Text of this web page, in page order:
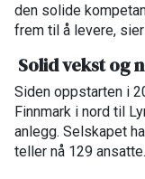
den solide
frem til å levere,
Solid vekst og
Siden oppstarten i
Finnmark i nord til
anlegg. Selskapet
teller nå 129 ansatte.